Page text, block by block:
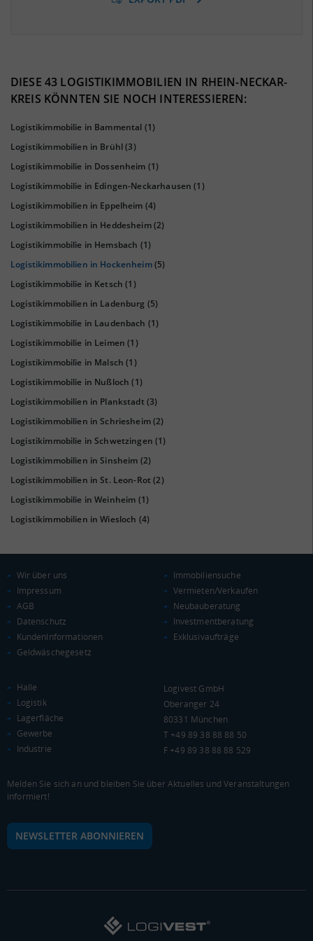
40%
Euro pro Kopf
Kaufkraftindex
KAUFKRAFT - EURO PRO KOPF
0 € 40.000 €
25.278 €
24.995 €
22.651 €
WIRTSCHAFTSKRAFT(STAND: 2018)
BRUTTOINLANDSPRODUKT
18.763.334 Tsd. € 34.291 €
BRUTTOWERTSCHÖPFUNG
(LANDKREIS / KREISFREIE STADT)
3.682.643 Tsd. €
BRUTTOWERTSCHÖPFUNG (DURCHSCHNITT)
Handel und Verkehr
DIESE 43 LOGISTIKIMMOBILIEN IN RHEIN-NECKAR-
KREIS KÖNNTEN SIE NOCH INTERESSIEREN:
Logistikimmobilie in Bammental (1)
Logistikimmobilien in Brühl(3)
Logistikimmobilie in Dossenheim (1)
Logistikimmobilie in Edingen-Neckarhausen (1)
Logistikimmobilien in Eppelheim (4)
Logistikimmobilien in Heddesheim(2)
Logistikimmobilie in Hemsbach (1)
Logistikimmobilien in Hockenheim(5)
Logistikimmobilie in Ketsch (1)
Logistikimmobilien in Ladenburg (5)
Logistikimmobilie in Laudenbach (1)
Logistikimmobilie in Leimen (1)
Logistikimmobilie in Malsch (1)
Logistikimmobilie in Nußloch (1)
Logistikimmobilien in Plankstadt(3)
Logistikimmobilien in Schriesheim(2)
Logistikimmobilie in Schwetzingen (1)
Logistikimmobilien in Sinsheim (2)
Logistikimmobilien in St. Leon-Rot(2)
Logistikimmobilie in Weinheim (1)
Logistikimmobilien in Wiesloch (4)
Wir über uns
Impressum
AGB
Datenschutz
KundenInformationen
Geldwäschegesetz
Immobiliensuche
Vermieten/Verkaufen
Neubauberatung
Investmentberatung
Exklusivaufträge
Halle
Logistik
Lagerfläche
Gewerbe
Industrie
Logivest GmbH
Oberanger 24
80331 München
T +49 89 38 88 88 50
F +49 89 38 88 88 529
Melden Sie sich an und bleiben Sie über Aktuelles und Veranstaltungen
informiert!
NEWSLETTER ABONNIEREN